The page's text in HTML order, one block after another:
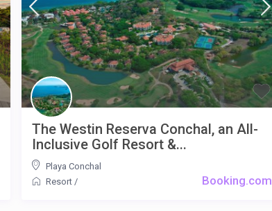
Booking.com
The Westin Reserva Conchal, an All-
Inclusive Golf Resort &...
Playa Conchal
Resort /